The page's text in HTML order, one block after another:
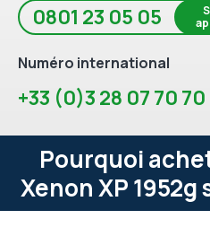
0801 23 05 05
Numéro international
+33 (0)3 28 07 70 70
Pourquoi
Xenon XP 1952g